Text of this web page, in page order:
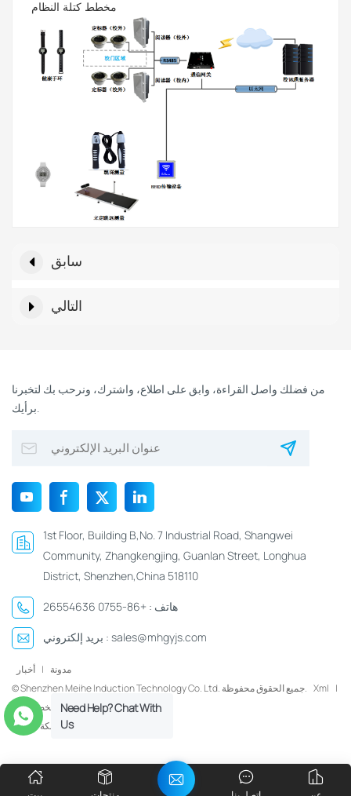
مخطط كتلة النظام
سابق
التالي
من فضلك واصل القراءة، وابق على اطلاع، واشترك، ونرحب بك لتخبرنا
برأيك.
1st Floor, Building B,No. 7 Industrial Road, Shangwei
Community, Zhangkengjing, Guanlan Street, Longhua
District, Shenzhen,China 518110
هاتف : +86-0755 26554636
بريد إلكتروني : sales@mhgyjs.com
مدونة | أخبار
© Shenzhen Meihe Induction Technology Co. Ltd. جميع الحقوق محفوظة. Xml |
سياسة الخصوصيةNeed Help? Chat With
Us